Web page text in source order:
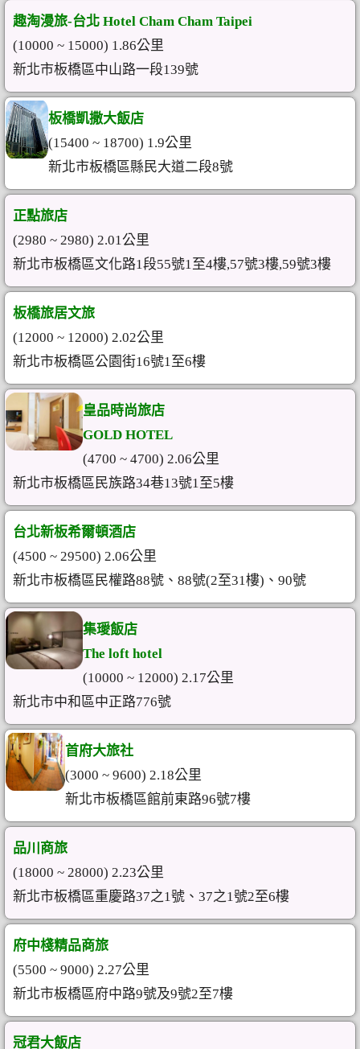
趣淘漫旅-台北 Hotel Cham Cham Taipei
(10000 ~ 15000) 1.86公里
新北市板橋區中山路一段139號
板橋凱撒大飯店
(15400 ~ 18700) 1.9公里
新北市板橋區縣民大道二段8號
正點旅店
(2980 ~ 2980) 2.01公里
新北市板橋區文化路1段55號1至4樓,57號3樓,59號3樓
板橋旅居文旅
(12000 ~ 12000) 2.02公里
新北市板橋區公園街16號1至6樓
皇品時尚旅店
GOLD HOTEL
(4700 ~ 4700) 2.06公里
新北市板橋區民族路34巷13號1至5樓
台北新板希爾頓酒店
(4500 ~ 29500) 2.06公里
新北市板橋區民權路88號、88號(2至31樓)、90號
集璦飯店
The loft hotel
(10000 ~ 12000) 2.17公里
新北市中和區中正路776號
首府大旅社
(3000 ~ 9600) 2.18公里
新北市板橋區館前東路96號7樓
品川商旅
(18000 ~ 28000) 2.23公里
新北市板橋區重慶路37之1號、37之1號2至6樓
府中棧精品商旅
(5500 ~ 9000) 2.27公里
新北市板橋區府中路9號及9號2至7樓
冠君大飯店